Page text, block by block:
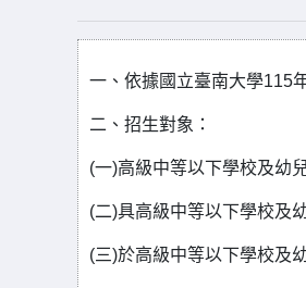
一、依據國立臺南大學115
二、招生對象：
(一)高級中等以下學校及幼
(二)具高級中等以下學校及
(三)於高級中等以下學校及